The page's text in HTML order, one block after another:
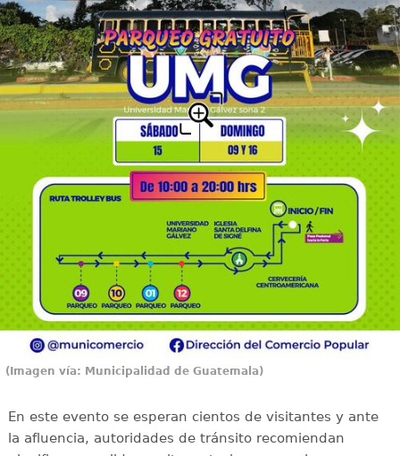
(Imagen vía: Municipalidad de Guatemala)
En este evento se esperan cientos de visitantes y ante
la afluencia, autoridades de tránsito recomiendan